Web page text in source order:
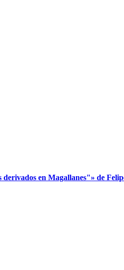
en Magallanes"» de